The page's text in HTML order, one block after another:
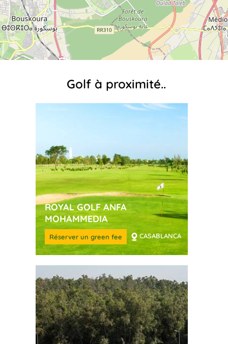
Golf à proximité..
ROYAL GOLF ANFA
MOHAMMEDIA
CASABLANCA
Réserver un green fee